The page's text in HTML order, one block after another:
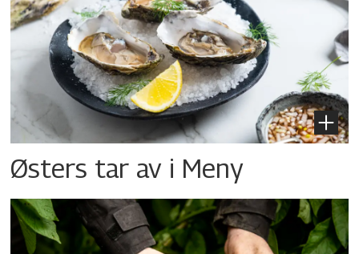
Østers tar av i Meny